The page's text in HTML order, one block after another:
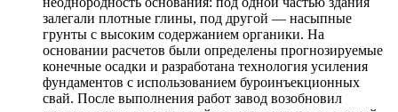
залегали плотные глины, под другой — насыпные
грунты с высоким содержанием органики. На
основании расчетов были определены прогнозируемые
конечные осадки и разработана технология усиления
фундаментов с использованием буроинъекционных
свай. После выполнения работ завод возобновил